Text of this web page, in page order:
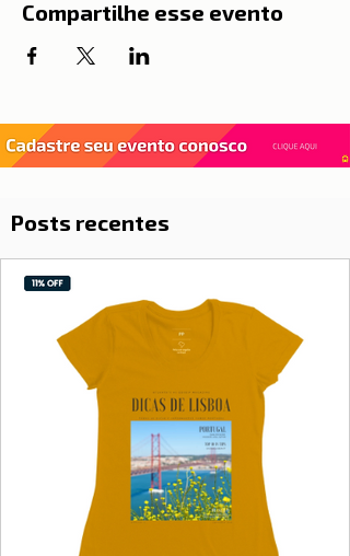
Compartilhe esse evento
Posts recentes